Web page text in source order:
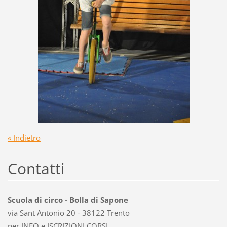
« Indietro
Contatti
Scuola di circo - Bolla di Sapone
via Sant Antonio 20 - 38122 Trento